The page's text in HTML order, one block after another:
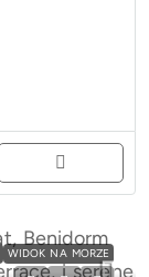
WIDOK NA MORZE